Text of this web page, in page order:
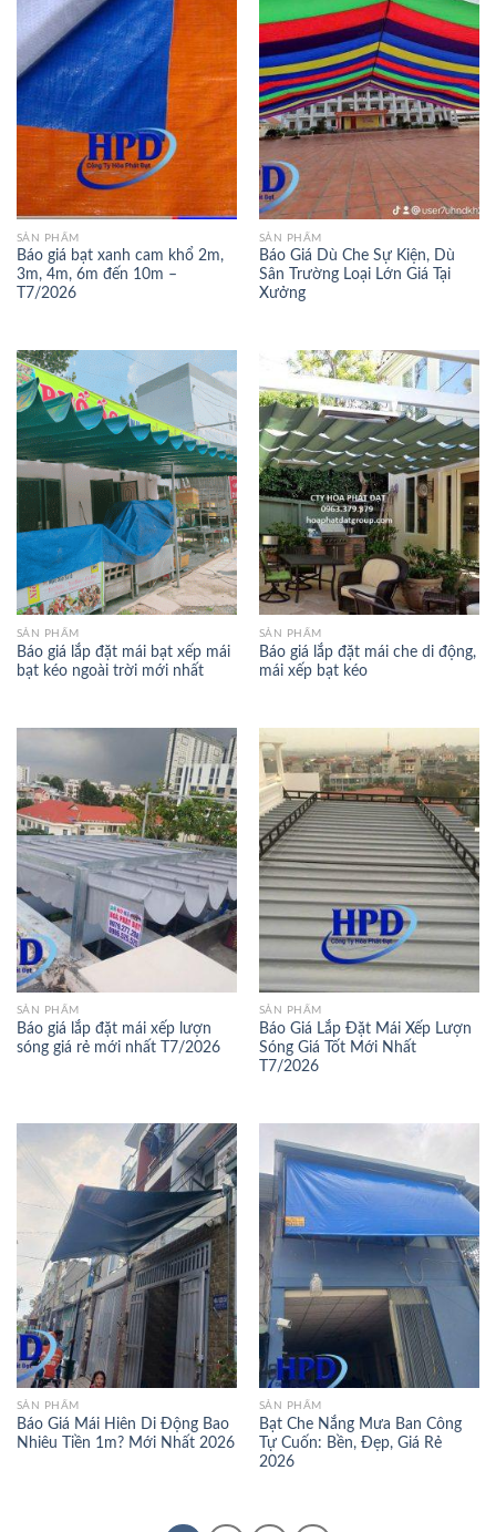
SẢN PHẨM
Báo giá bạt xanh cam khổ 2m,
3m, 4m, 6m đến 10m –
T7/2026
SẢN PHẨM
Báo Giá Dù Che Sự Kiện, Dù
Sân Trường Loại Lớn Giá Tại
Xưởng
SẢN PHẨM
Báo giá lắp đặt mái bạt xếp mái
bạt kéo ngoài trời mới nhất
SẢN PHẨM
Báo giá lắp đặt mái che di động,
mái xếp bạt kéo
SẢN PHẨM
Báo giá lắp đặt mái xếp lượn
sóng giá rẻ mới nhất T7/2026
SẢN PHẨM
Báo Giá Lắp Đặt Mái Xếp Lượn
Sóng Giá Tốt Mới Nhất
T7/2026
SẢN PHẨM
Báo Giá Mái Hiên Di Động Bao
Nhiêu Tiền 1m? Mới Nhất 2026
SẢN PHẨM
Bạt Che Nắng Mưa Ban Công
Tự Cuốn: Bền, Đẹp, Giá Rẻ
2026